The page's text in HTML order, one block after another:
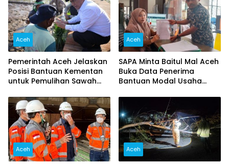
Aceh
Pemerintah Aceh Jelaskan
Posisi Bantuan Kementan
untuk Pemulihan Sawah
Aceh
SAPA Minta Baitul Mal Aceh
Buka Data Penerima
Bantuan Modal Usaha
Pungutan
Aceh Aceh